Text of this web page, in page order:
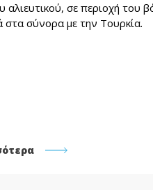
αλιευτικού, σε περιοχή του
στα σύνορα με την Τουρκία.